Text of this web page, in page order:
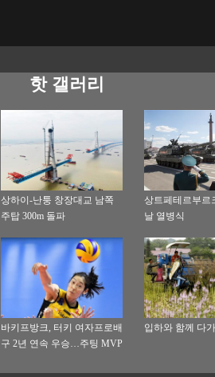
핫 갤러리
상하이-난퉁 창장대교 남쪽
주탑 300m 돌파
상트페테르부르
날 열병식
바키프방크, 터키 여자프로배
구 2년 연속 우승…주팅 MVP
입하와 함께 다